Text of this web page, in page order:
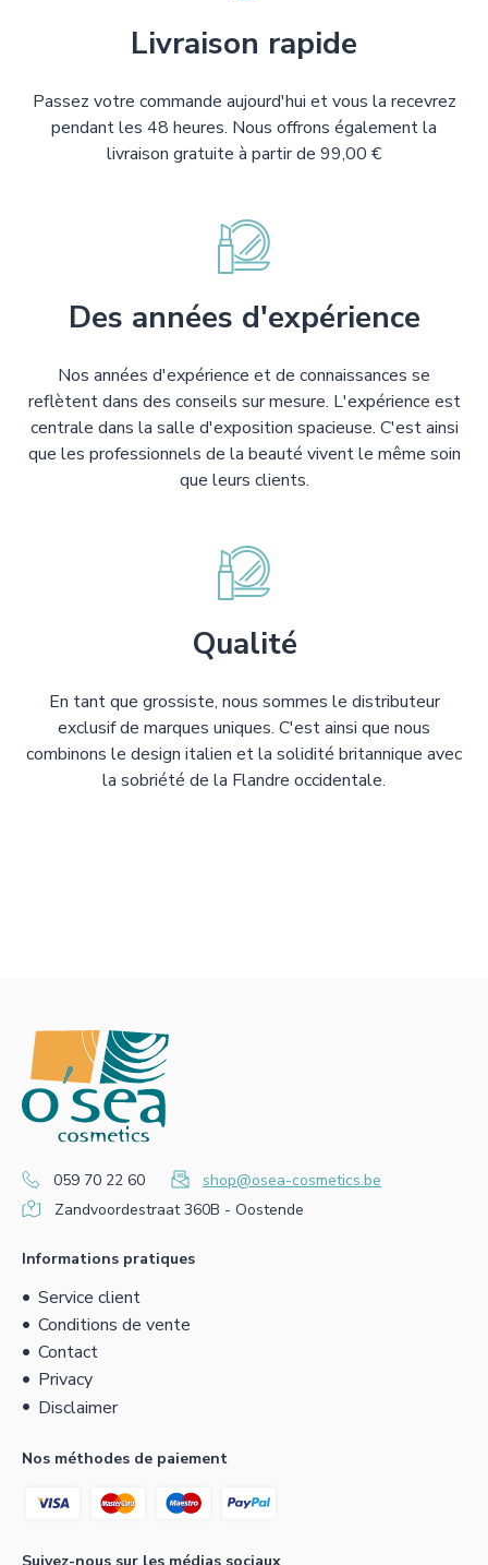
Livraison rapide
Passez votre commande aujourd'hui et vous la recevrez
pendant les 48 heures. Nous offrons également la
livraison gratuite à partir de 99,00 €
Des années d'expérience
Nos années d'expérience et de connaissances se
reflètent dans des conseils sur mesure. L'expérience est
centrale dans la salle d'exposition spacieuse. C'est ainsi
que les professionnels de la beauté vivent le même soin
que leurs clients.
Qualité
En tant que grossiste, nous sommes le distributeur
exclusif de marques uniques. C'est ainsi que nous
combinons le design italien et la solidité britannique avec
la sobriété de la Flandre occidentale.
059 70 22 60
shop@osea-cosmetics.be
Zandvoordestraat 360B - Oostende
Informations pratiques
Service client
Conditions de vente
Contact
Privacy
Disclaimer
Nos méthodes de paiement